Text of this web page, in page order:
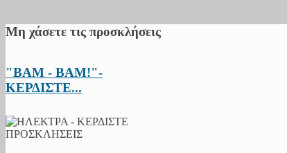
Μη χάσετε τις προσκλήσεις
"BAM - BAM!"-
ΚΕΡΔΙΣΤΕ...